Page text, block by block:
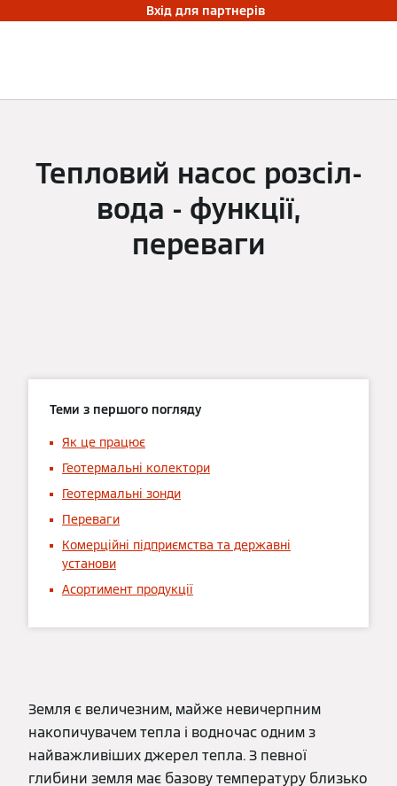
Вхід для партнерів
Тепловий насос розсіл-
вода - функції,
переваги
Теми з першого погляду
Як це працює
Геотермальні колектори
Геотермальні зонди
Переваги
Комерційні підприємства та державні
установи
Асортимент продукції
Земля є величезним, майже невичерпним
накопичувачем тепла і водночас одним з
найважливіших джерел тепла. З певної
глибини земля має базову температуру близько